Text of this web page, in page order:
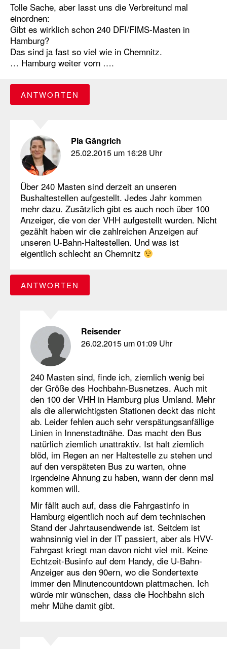
Tolle Sache, aber lasst uns die Verbreitund mal
einordnen:
Gibt es wirklich schon 240 DFI/FIMS-Masten in
Hamburg?
Das sind ja fast so viel wie in Chemnitz.
… Hamburg weiter vorn ….
ANTWORTEN
Pia Gängrich
25.02.2015 um 16:28 Uhr
Über 240 Masten sind derzeit an unseren
Bushaltestellen aufgestellt. Jedes Jahr kommen
mehr dazu. Zusätzlich gibt es auch noch über 100
Anzeiger, die von der VHH aufgestellt wurden. Nicht
gezählt haben wir die zahlreichen Anzeigen auf
unseren U-Bahn-Haltestellen. Und was ist
eigentlich schlecht an Chemnitz
ANTWORTEN
Reisender
26.02.2015 um 01:09 Uhr
240 Masten sind, finde ich, ziemlich wenig bei
der Größe des Hochbahn-Busnetzes. Auch mit
den 100 der VHH in Hamburg plus Umland. Mehr
als die allerwichtigsten Stationen deckt das nicht
ab. Leider fehlen auch sehr verspätungsanfällige
Linien in Innenstadtnähe. Das macht den Bus
natürlich ziemlich unattraktiv. Ist halt ziemlich
blöd, im Regen an ner Haltestelle zu stehen und
auf den verspäteten Bus zu warten, ohne
irgendeine Ahnung zu haben, wann der denn mal
kommen will.
Mir fällt auch auf, dass die Fahrgastinfo in
Hamburg eigentlich noch auf dem technischen
Stand der Jahrtausendwende ist. Seitdem ist
wahnsinnig viel in der IT passiert, aber als HVV-
Fahrgast kriegt man davon nicht viel mit. Keine
Echtzeit-Businfo auf dem Handy, die U-Bahn-
Anzeiger aus den 90ern, wo die Sondertexte
immer den Minutencountdown plattmachen. Ich
würde mir wünschen, dass die Hochbahn sich
mehr Mühe damit gibt.